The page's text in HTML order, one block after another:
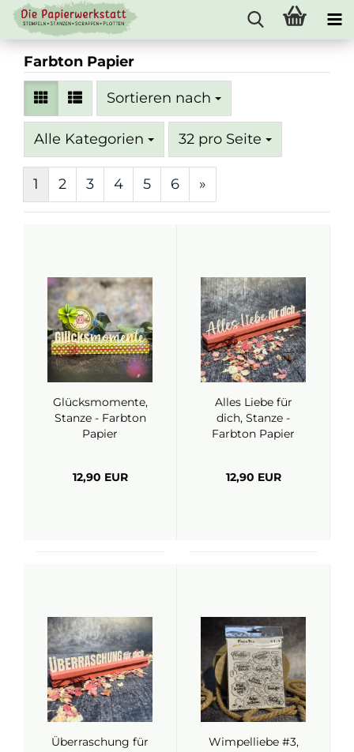
Farbton Papier
Sortieren nach
Sortieren nach
Alle Kategorien 32 pro Seite
pro Seite
1 2 3 4 5 6 »
Glücksmomente,
Stanze - Farbton
Papier
12,90 EUR
Alles Liebe für
dich, Stanze -
Farbton Papier
12,90 EUR
Überraschung für
Wimpelliebe #3,